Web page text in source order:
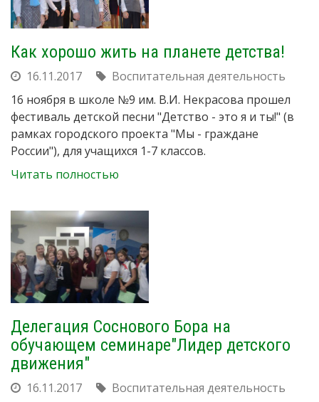
Как хорошо жить на планете детства!
16.11.2017
Воспитательная деятельность
16 ноября в школе №9 им. В.И. Некрасова прошел
фестиваль детской песни "Детство - это я и ты!" (в
рамках городского проекта "Мы - граждане
России"), для учащихся 1-7 классов.
Читать полностью
Делегация Соснового Бора на
обучающем семинаре"Лидер детского
движения"
16.11.2017
Воспитательная деятельность